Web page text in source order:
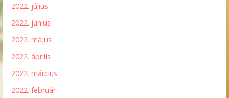
2022. július
2022. június
2022. május
2022. április
2022. március
2022. február